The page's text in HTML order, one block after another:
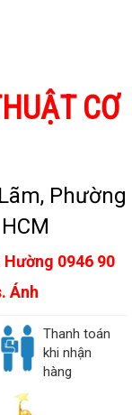
CƠ
Phường
Hường 0946 90
Ánh
Thanh toán
khi nhận
hàng